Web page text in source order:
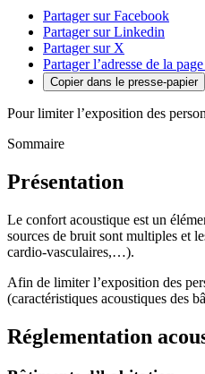
Partager sur Facebook
Partager sur Linkedin
Partager sur X
Partager l’adresse de la
Copier dans le presse-papier
Pour limiter l’exposition des
Sommaire
Présentation
Le confort acoustique est un
sources de bruit sont multiples et
cardio-vasculaires,…).
Afin de limiter l’exposition des
(caractéristiques acoustiques des
Réglementation